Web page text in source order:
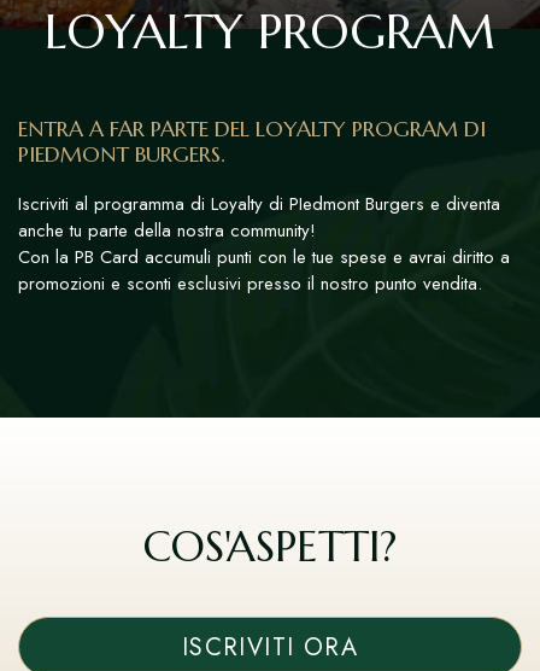
LOYALTY PROGRAM
ENTRA A FAR PARTE DEL LOYALTY PROGRAM DI
PIEDMONT BURGERS.
Iscriviti al programma di Loyalty di PIedmont Burgers e diventa
anche tu parte della nostra community!
Con la PB Card accumuli punti con le tue spese e avrai diritto a
promozioni e sconti esclusivi presso il nostro punto vendita.
COS'ASPETTI?
ISCRIVITI ORA